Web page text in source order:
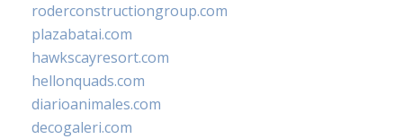
roderconstructiongroup.com
plazabatai.com
hawkscayresort.com
hellonquads.com
diarioanimales.com
decogaleri.com